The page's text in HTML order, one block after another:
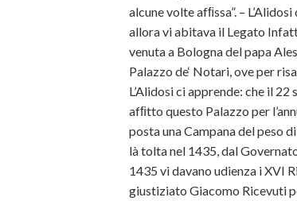
alcune volte afﬁssa”. –
allora vi abitava il Legato
venuta a Bologna del papa
Palazzo de‘ Notari, ove per
L’Alidosi ci apprende: che il
afﬁtto questo Palazzo per
posta una Campana del peso
là tolta nel 1435, dal
1435 vi davano udienza i XVI
giustiziato Giacomo Ricevuti